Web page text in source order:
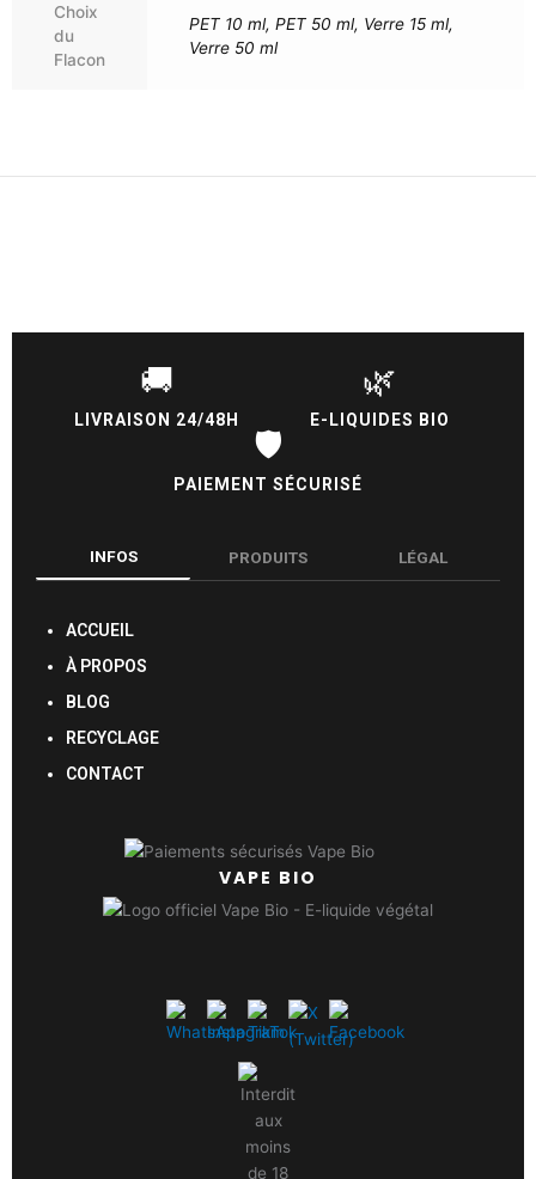
Choix
du
Flacon
PET 10 ml, PET 50 ml, Verre 15 ml,
Verre 50 ml
🚚
LIVRAISON 24/48H
🌿
E-LIQUIDES BIO
🛡️
PAIEMENT SÉCURISÉ
INFOS PRODUITS LÉGAL
ACCUEIL
À PROPOS
BLOG
RECYCLAGE
CONTACT
VAPE BIO